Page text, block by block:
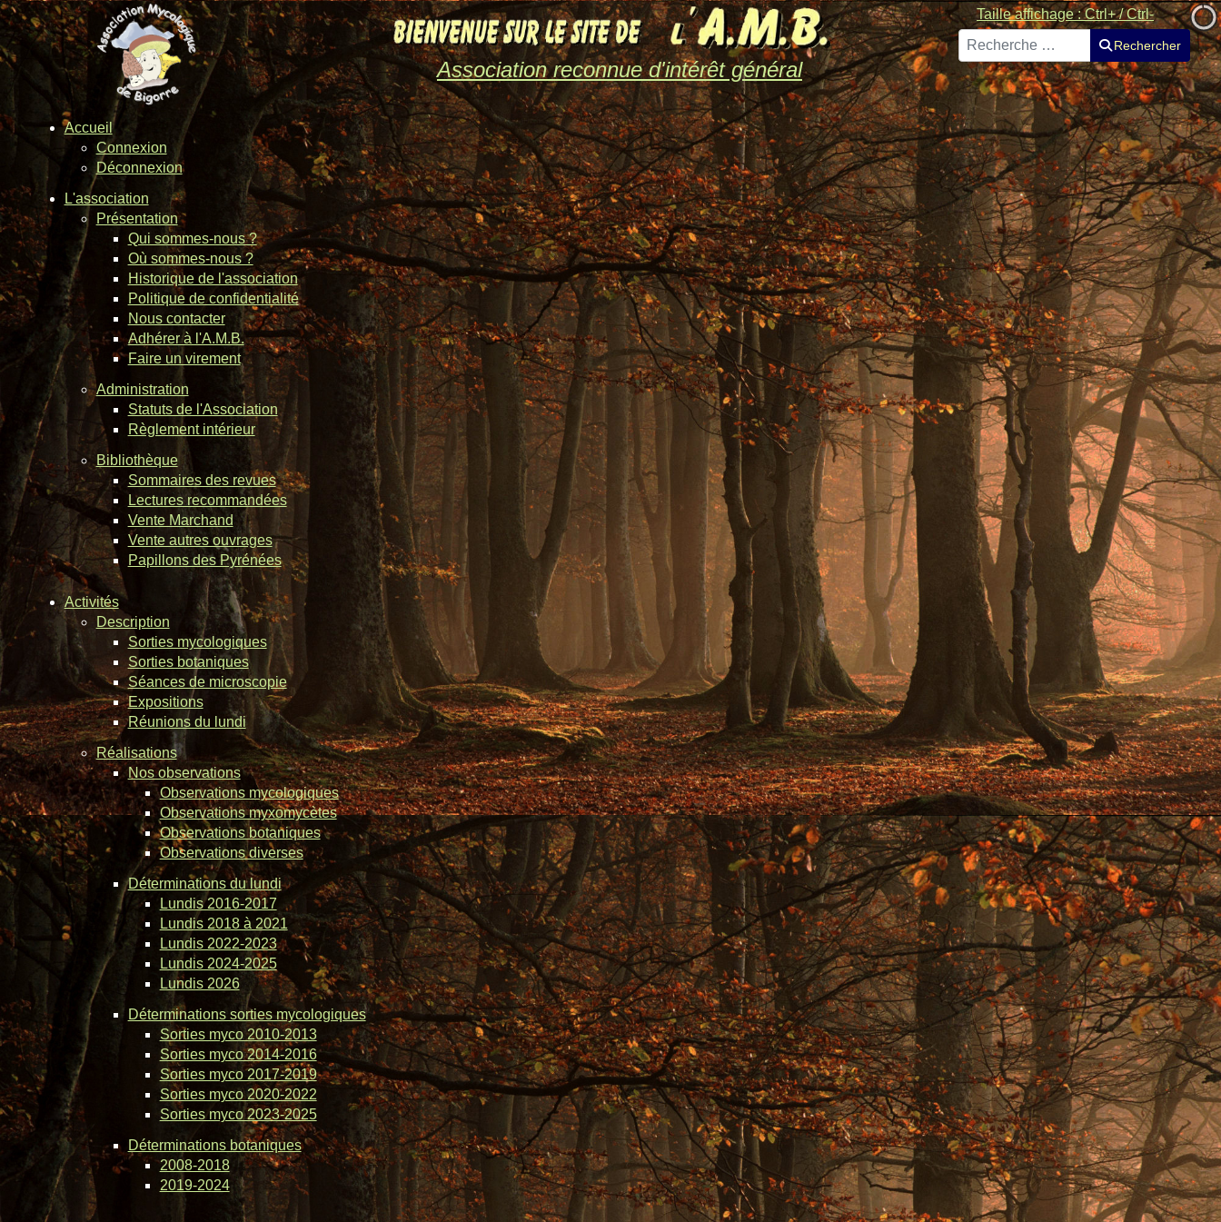
Association reconnue d'intérêt général
Taille affichage : Ctrl+ / Ctrl-
Rechercher
Rechercher
Accueil
Connexion
Déconnexion
L'association
Présentation
Qui sommes-nous ?
Où sommes-nous ?
Historique de l'association
Politique de confidentialité
Nous contacter
Adhérer à l'A.M.B.
Faire un virement
Administration
Statuts de l'Association
Règlement intérieur
Bibliothèque
Sommaires des revues
Lectures recommandées
Vente Marchand
Vente autres ouvrages
Papillons des Pyrénées
Activités
Description
Sorties mycologiques
Sorties botaniques
Séances de microscopie
Expositions
Réunions du lundi
Réalisations
Nos observations
Observations mycologiques
Observations myxomycètes
Observations botaniques
Observations diverses
Déterminations du lundi
Lundis 2016-2017
Lundis 2018 à 2021
Lundis 2022-2023
Lundis 2024-2025
Lundis 2026
Déterminations sorties mycologiques
Sorties myco 2010-2013
Sorties myco 2014-2016
Sorties myco 2017-2019
Sorties myco 2020-2022
Sorties myco 2023-2025
Déterminations botaniques
2008-2018
2019-2024